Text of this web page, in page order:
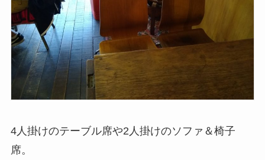
4人掛けのテーブル席や2人掛けのソファ＆椅子
席。